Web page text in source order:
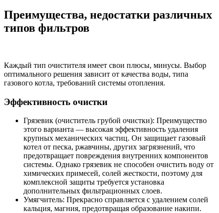
Преимущества, недостатки различных
типов фильтров
Каждый тип очистителя имеет свои плюсы, минусы. Выбор
оптимального решения зависит от качества воды, типа
газового котла, требований системы отопления.
Эффективность очистки
Грязевик (очиститель грубой очистки): Преимущество
этого варианта — высокая эффективность удаления
крупных механических частиц. Он защищает газовый
котел от песка, ржавчины, других загрязнений, что
предотвращает повреждения внутренних компонентов
системы. Однако грязевик не способен очистить воду от
химических примесей, солей жесткости, поэтому для
комплексной защиты требуется установка
дополнительных фильтрационных слоев.
Умягчитель: Прекрасно справляется с удалением солей
кальция, магния, предотвращая образование накипи.